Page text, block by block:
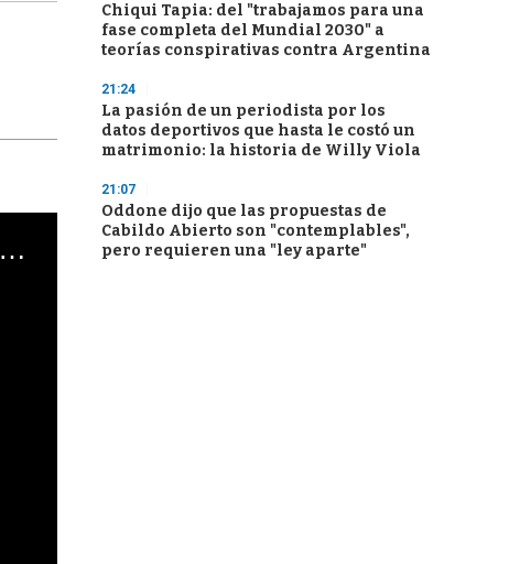
El mal momento de Yanina Gasañol con un hincha argentino en "Subrayado"
Chiqui Tapia: del "trabajamos para una
fase completa del Mundial 2030" a
teorías conspirativas contra Argentina
21:24
La pasión de un periodista por los
datos deportivos que hasta le costó un
matrimonio: la historia de Willy Viola
21:07
Oddone dijo que las propuestas de
Cabildo Abierto son "contemplables",
pero requieren una "ley aparte"